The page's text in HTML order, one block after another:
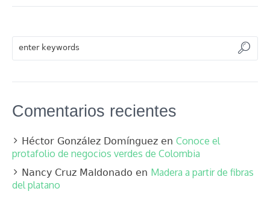
Comentarios recientes
Héctor González Domínguez en Conoce el
protafolio de negocios verdes de Colombia
Nancy Cruz Maldonado en Madera a partir de fibras
del platano